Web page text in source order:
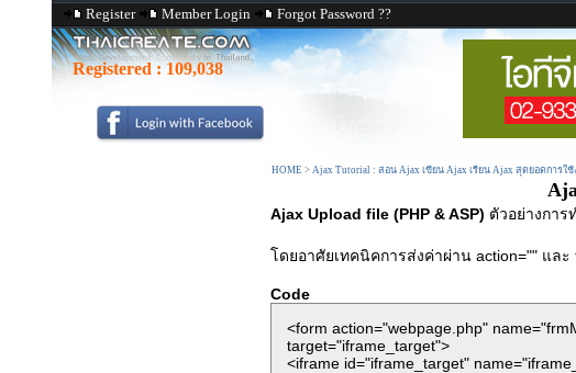
Register Member Login Forgot Password ??
Registered : 109,038
HOME > Ajax Tutorial : สอน Ajax เขียน Ajax เรียน Ajax สุดยอดการใช้
Ajax Upload file (PHP & ASP) ตัวอย่างการ
โดยอาศัยเทคนิคการส่งค่าผ่าน action="" และ
Code
<form action="webpage.php"
target="iframe_target">
<iframe id="iframe_target"